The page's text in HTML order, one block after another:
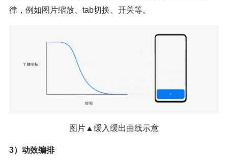
律，例如图片缩放、tab切换、开关等。
图片▲缓入缓出曲线示意
3）动效编排